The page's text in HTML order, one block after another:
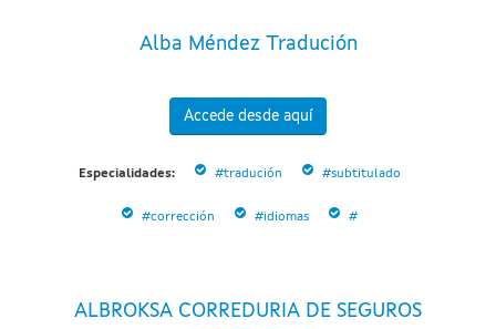
Alba Méndez Tradución
Accede desde aquí
Especialidades: #tradución #subtitulado
#corrección #idiomas #
ALBROKSA CORREDURIA DE SEGUROS